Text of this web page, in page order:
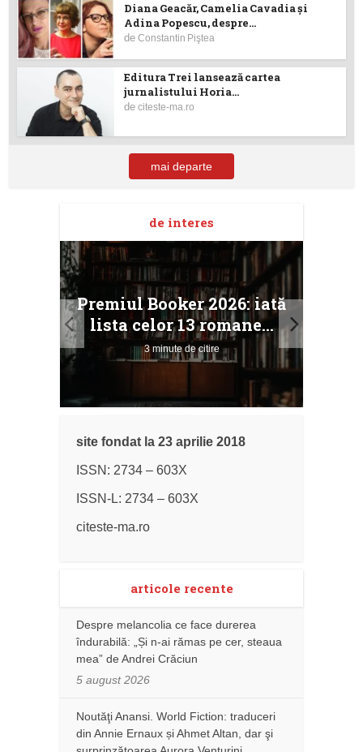
Diana Geacăr, Camelia Cavadia şi
Adina Popescu, despre...
deConstantin Piştea
Editura Trei lansează cartea
jurnalistului Horia...
deciteste-ma.ro
mai departe
de interes
Premiul Booker 2026: iată
lista celor 13 romane...
3 minute de citire
site fondat la 23 aprilie 2018
ISSN: 2734 – 603X
ISSN-L: 2734 – 603X
citeste-ma.ro
articole recente
Despre melancolia ce face durerea
îndurabilă: „Și n-ai rămas pe cer, steaua
mea” de Andrei Crăciun
5 august 2026
Noutăţi Anansi. World Fiction: traduceri
din Annie Ernaux și Ahmet Altan, dar şi